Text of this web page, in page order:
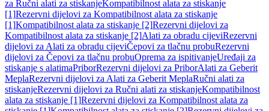
za Ručni alati za stiskanjeKompatibilnost alata za stiskanje
[1]Rezervni dijelovi za Kompatibilnost alata za stiskanje
[1]Kompatibilnost alata za stiskanje [2]Rezervni dijelovi za
Kompatibilnost alata za stiskanje [2]Alati za obradu cijeviRezervni
dijelovi za Alati za obradu cijeviČepovi za tlačnu probuRezervni
dijelovi za Čepovi za tlačnu probuOprema za ispitivanjeUređaji za
stiskanje s alatimaPriborRezervni dijelovi za PriborAlati za Geberit
MeplaRezervni dijelovi za Alati za Geberit MeplaRučni alati za
stiskanjeRezervni dijelovi za Ručni alati za stiskanjeKompatibilnost
alata za stiskanje [1]Rezervni dijelovi za Kompatibilnost alata za